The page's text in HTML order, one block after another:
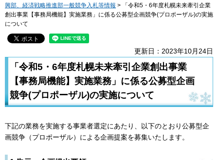
興部、経済戦略推進部一般競争入札等情報 > 「令和5・6年度札幌未来牽引企業
創出事業【事務局機能】実施業務」に係る公募型企画競争(プロポーザル)の実施
について
更新日：2023年10月24日
「令和5・6年度札幌未来牽引企業創出事業
【事務局機能】実施業務」に係る公募型企画
競争(プロポーザル)の実施について
下記の業務を実施する事業者選定にあたり、以下のとおり公募型企
画競争（プロポーザル）による企画提案を募集いたします。